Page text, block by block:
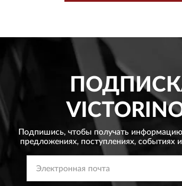
Подпишись, чтобы получать
предложениях, поступлениях, событиях